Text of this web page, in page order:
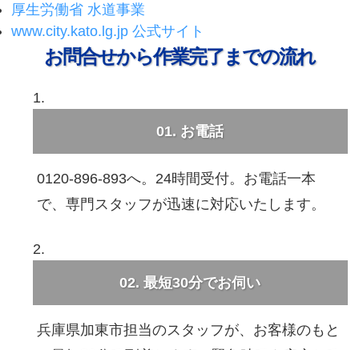
厚生労働省 水道事業
www.city.kato.lg.jp 公式サイト
お問合せから作業完了までの流れ
01. お電話
0120-896-893へ。24時間受付。お電話一本
で、専門スタッフが迅速に対応いたします。
02. 最短30分でお伺い
兵庫県加東市担当のスタッフが、お客様のもと